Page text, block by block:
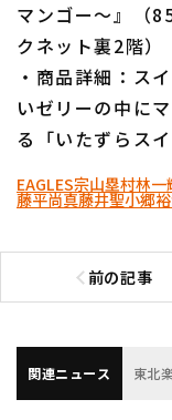
マンゴー～』（
クネット裏2階）
・商品詳細：ス
いゼリーの中に
る「いたずらス
EAGLES宗山塁村林一
藤平尚真藤井聖小郷
前の記事
前の記
関連ニュース 東北